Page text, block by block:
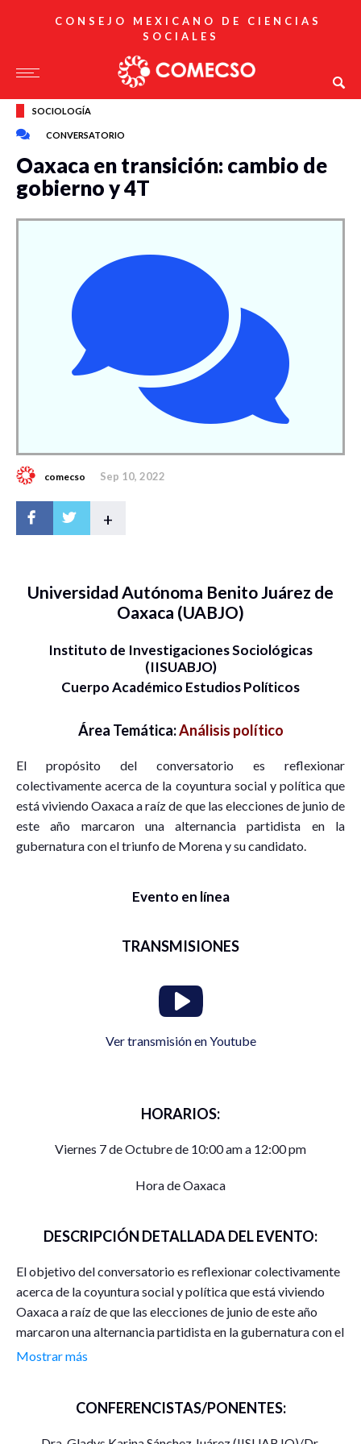
CONSEJO MEXICANO DE CIENCIAS
SOCIALES
SOCIOLOGÍA
CONVERSATORIO
Oaxaca en transición: cambio de
gobierno y 4T
comecso Sep 10, 2022
+
Universidad Autónoma Benito Juárez de
Oaxaca (UABJO)
Instituto de Investigaciones Sociológicas
(IISUABJO)
Cuerpo Académico Estudios Políticos
Área Temática:Análisis político
El propósito del conversatorio es reflexionar
colectivamente acerca de la coyuntura social y política que
está viviendo Oaxaca a raíz de que las elecciones de junio de
este año marcaron una alternancia partidista en la
gubernatura con el triunfo de Morena y su candidato.
Evento en línea
TRANSMISIONES
Ver transmisión en Youtube
HORARIOS:
Viernes 7 de Octubre de 10:00 am a 12:00 pm
Hora de Oaxaca
DESCRIPCIÓN DETALLADA DEL EVENTO:
El objetivo del conversatorio es reflexionar colectivamente
acerca de la coyuntura social y política que está viviendo
Oaxaca a raíz de que las elecciones de junio de este año
marcaron una alternancia partidista en la gubernatura con el
triunfo de Morena y su candidato. El gobernador electo
saliente mantuvo una estrecha colaboración con el
Mostrar más
CONFERENCISTAS/PONENTES: